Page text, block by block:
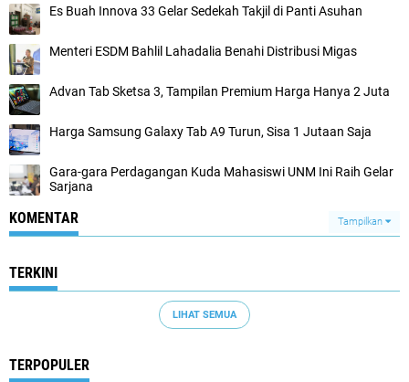
Es Buah Innova 33 Gelar Sedekah Takjil di Panti Asuhan
Menteri ESDM Bahlil Lahadalia Benahi Distribusi Migas
Advan Tab Sketsa 3, Tampilan Premium Harga Hanya 2 Juta
Harga Samsung Galaxy Tab A9 Turun, Sisa 1 Jutaan Saja
Gara-gara Perdagangan Kuda Mahasiswi UNM Ini Raih Gelar
Sarjana
KOMENTAR Tampilkan
TERKINI
LIHAT SEMUA
TERPOPULER